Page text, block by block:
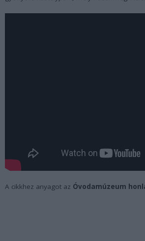
A cikkhez anyagot az Óvodamúzeum